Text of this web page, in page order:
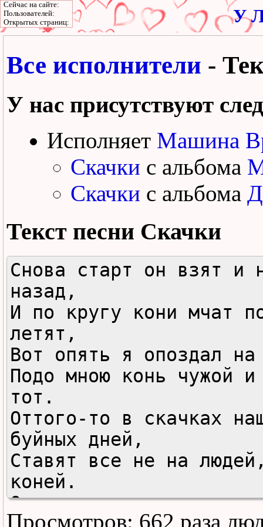
У
Все исполнители -
У нас присутствуют
Исполняет Машина
Скачки с альбома
Скачки с альбома
Текст песни Скачки
Снова старт он взят и
назад,
И по кругу кони мчат
летят,
Вот опять я опоздал
Подо мною конь чужой
тот.
Оттого-то в скачках
буйных дней,
Ставят все не на
коней.
Отчего же в этот час -
Просмотров: 662 раза
Сейчас на сайте:
Пользователей:
Открытых страниц: